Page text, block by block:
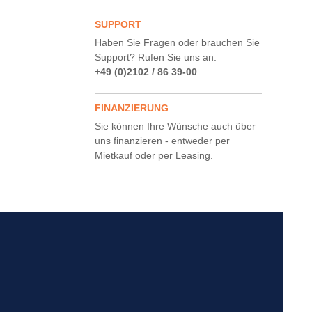
SUPPORT
Haben Sie Fragen oder brauchen Sie
Support? Rufen Sie uns an:
+49 (0)2102 / 86 39-00
FINANZIERUNG
Sie können Ihre Wünsche auch über
uns finanzieren - entweder per
Mietkauf oder per Leasing.